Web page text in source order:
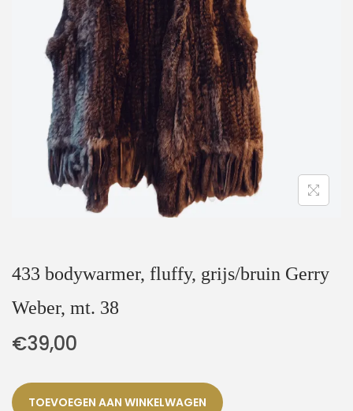
t
i
e
u
d
433 bodywarmer, fluffy, grijs/bruin Gerry
Weber, mt. 38
€39,00
TOEVOEGEN AAN WINKELWAGEN